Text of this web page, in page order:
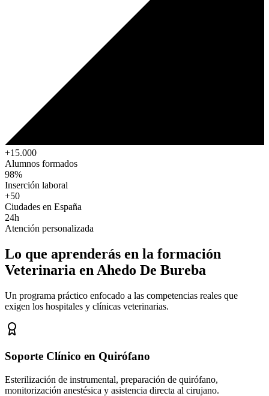
+15.000
Alumnos formados
98%
Inserción laboral
+50
Ciudades en España
24h
Atención personalizada
Lo que aprenderás en la formación
Veterinaria en Ahedo De Bureba
Un programa práctico enfocado a las competencias reales que
exigen los hospitales y clínicas veterinarias.
Soporte Clínico en Quirófano
Esterilización de instrumental, preparación de quirófano,
monitorización anestésica y asistencia directa al cirujano.